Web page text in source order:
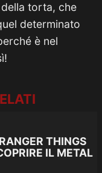
torta, che
determinato
è nel
THINGS
IL METAL